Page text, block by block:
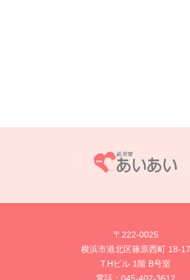
〒222-0025
横浜市港北区篠原西町 18-17
T.Hビル 1階 B号室